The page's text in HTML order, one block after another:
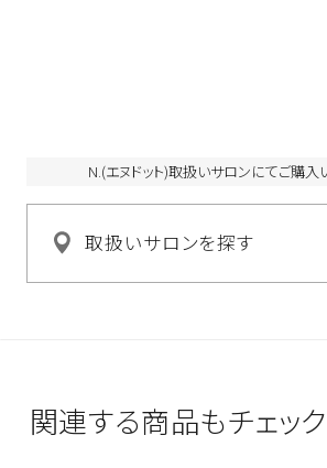
N.(エヌドット)取扱いサロンにてご購入
取扱いサロンを探す
関連する商品もチェック